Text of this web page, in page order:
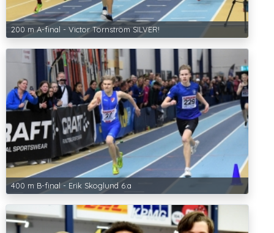
200 m A-final - Victor Törnström SILVER!
400 m B-final - Erik Skoglund 6:a